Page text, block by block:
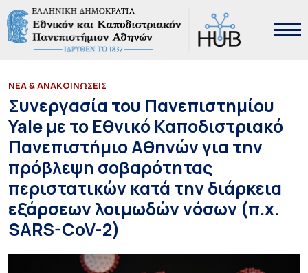
ΝΕΑ & ΑΝΑΚΟΙΝΩΣΕΙΣ
Συνεργασία του Πανεπιστημίου
Yale με το Εθνικό Καποδιστριακό
Πανεπιστήμιο Αθηνών για την
πρόβλεψη σοβαρότητας
περιστατικών κατά την διάρκεια
εξάρσεων λοιμωδών νόσων (π.χ.
SARS-CoV-2)